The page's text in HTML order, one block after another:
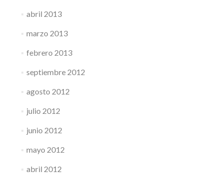
abril 2013
marzo 2013
febrero 2013
septiembre 2012
agosto 2012
julio 2012
junio 2012
mayo 2012
abril 2012